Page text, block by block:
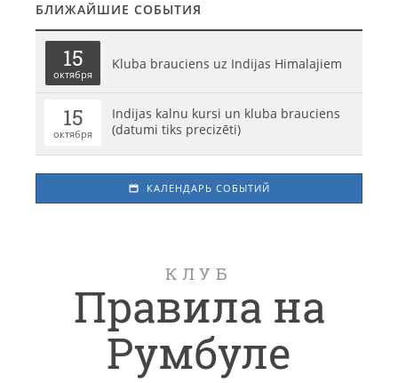
БЛИЖАЙШИЕ СОБЫТИЯ
15
октября
Kluba brauciens uz Indijas Himalajiem
15
октября
Indijas kalnu kursi un kluba brauciens
(datumi tiks precizēti)
КАЛЕНДАРЬ СОБЫТИЙ
КЛУБ
Правила на
Румбуле